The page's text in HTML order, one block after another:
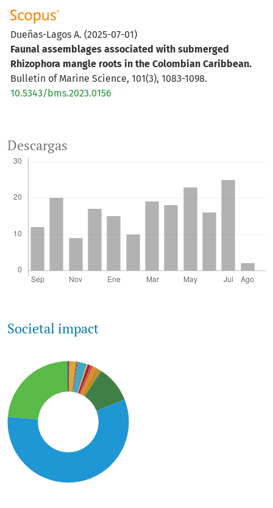
Dueñas-Lagos A. (2025-07-01)
Faunal assemblages associated with submerged
Rhizophora mangle roots in the Colombian Caribbean.
Bulletin of Marine Science, 101(3), 1083-1098.
10.5343/bms.2023.0156
Caicedo-Garcia J.P.
Comparing soil organic carbon and water relations
among continental and island mangroves in the
Bulletin of Marine Science, 101(3),
1261-1276.
10.5343/bms.2023.0147
Quantifying Colombian blue carbon sinks from coastal
mangroves.
Revista De La Academia Colombiana De
Selvaraj J.J. (2023-04-01)
An enhanced approach to mangrove forest analysis in
the Colombian Pacific coast using optical and SAR data
in Google Earth Engine. Remote Sensing Applications
Society and Environment, 30.
10.1016/j.rsase.2023.100938
Uribe E.S. (2022-11-24)
Descargas
Societal impact